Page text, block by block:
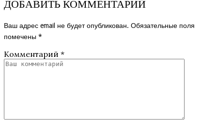
ДОБАВИТЬ КОММЕНТАРИЙ
Ваш адрес email не будет опубликован. Обязательные поля
помечены *
Комментарий *